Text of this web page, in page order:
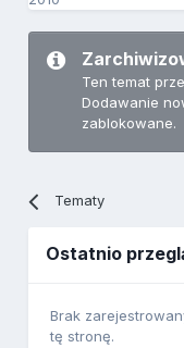
Ten temat
Dodawanie
zablokowane.
Tematy
Ostatnio
Brak
tę stronę.